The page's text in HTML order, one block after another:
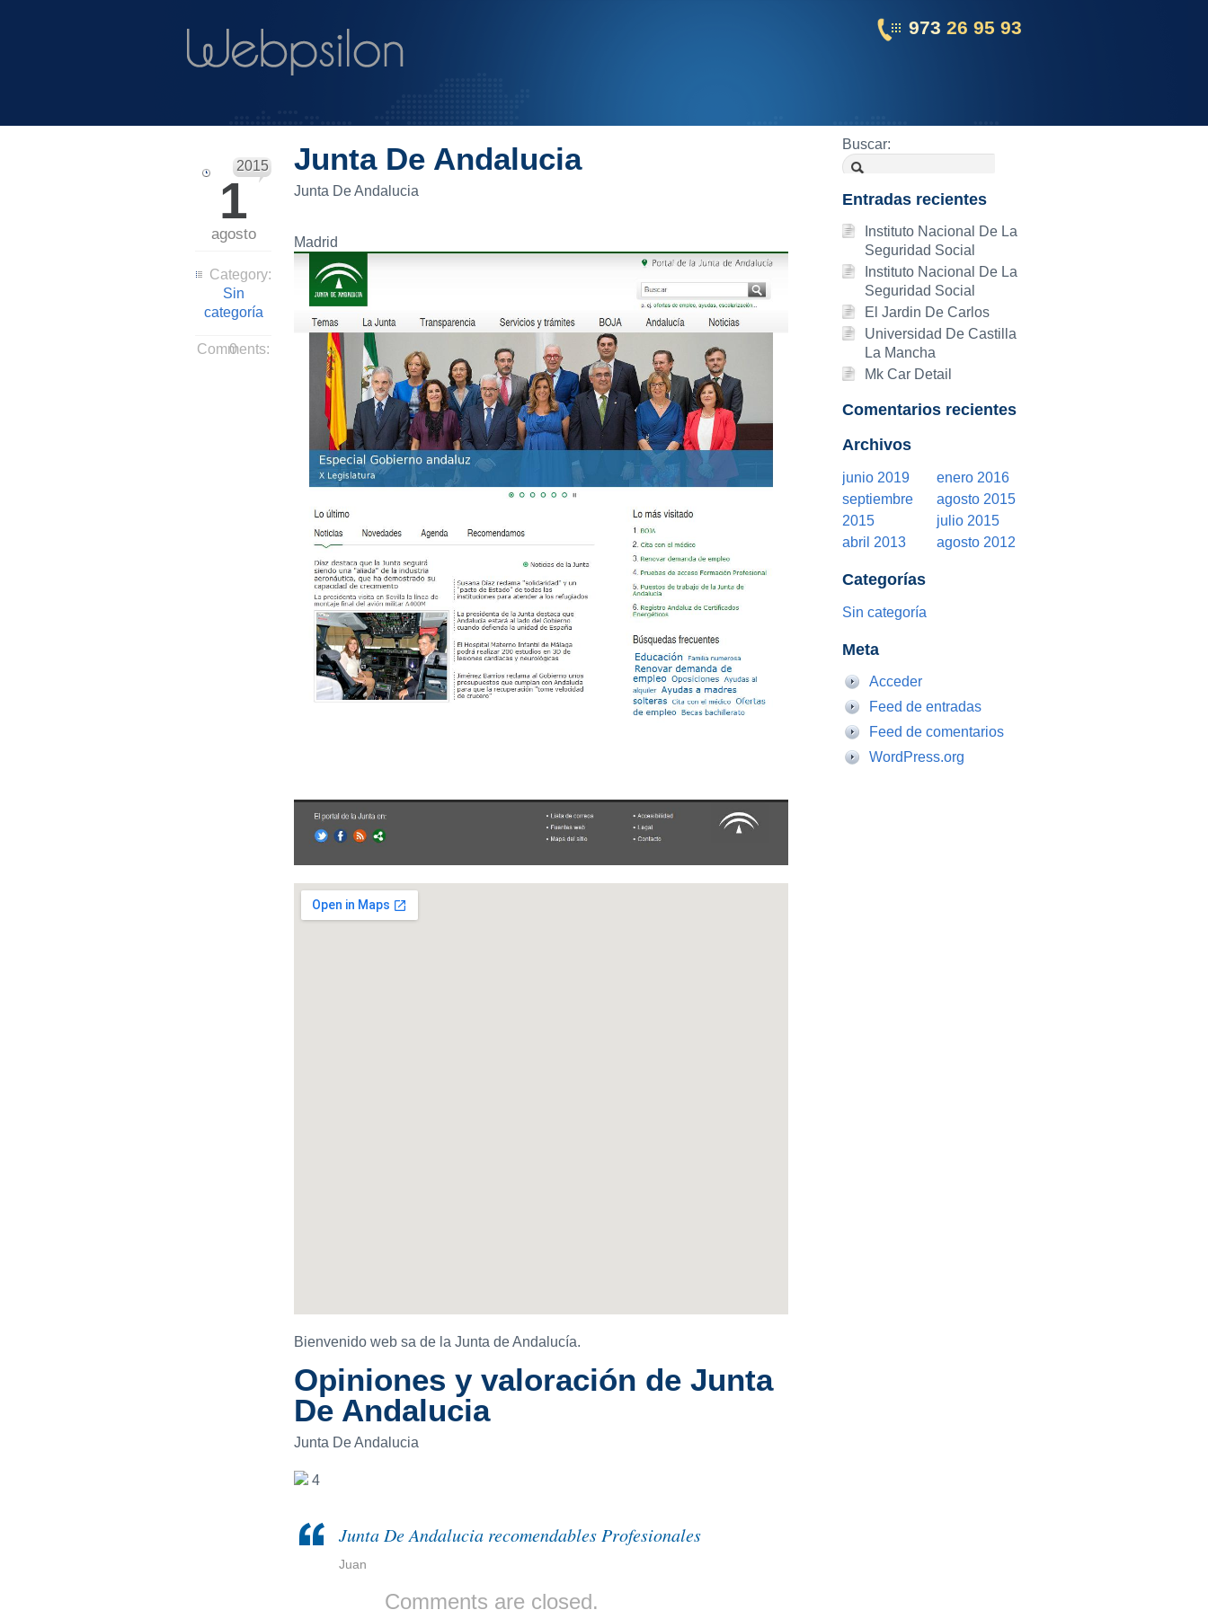
973 26 95 93
1
agosto
2015
Category:
Sin
categoría
Comments:
0
Junta De Andalucia
Junta De Andalucia
Madrid
Bienvenido web sa de la Junta de Andalucía.
Opiniones y valoración de Junta
De Andalucia
Junta De Andalucia
4
Junta De Andalucia recomendables Profesionales
Juan
Comments are closed.
Buscar:
Entradas recientes
Instituto Nacional De La
Seguridad Social
Instituto Nacional De La
Seguridad Social
El Jardin De Carlos
Universidad De Castilla
La Mancha
Mk Car Detail
Comentarios recientes
Archivos
junio 2019
enero 2016
septiembre
2015
agosto 2015
julio 2015
abril 2013
agosto 2012
Categorías
Sin categoría
Meta
Acceder
Feed de entradas
Feed de comentarios
WordPress.org